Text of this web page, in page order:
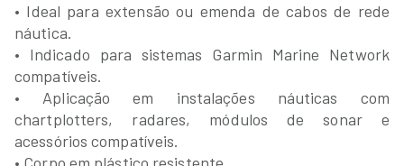
• Ideal para extensão ou emenda de cabos de rede
náutica.
• Indicado para sistemas Garmin Marine Network
compatíveis.
• Aplicação em instalações náuticas com
chartplotters, radares, módulos de sonar e
acessórios compatíveis.